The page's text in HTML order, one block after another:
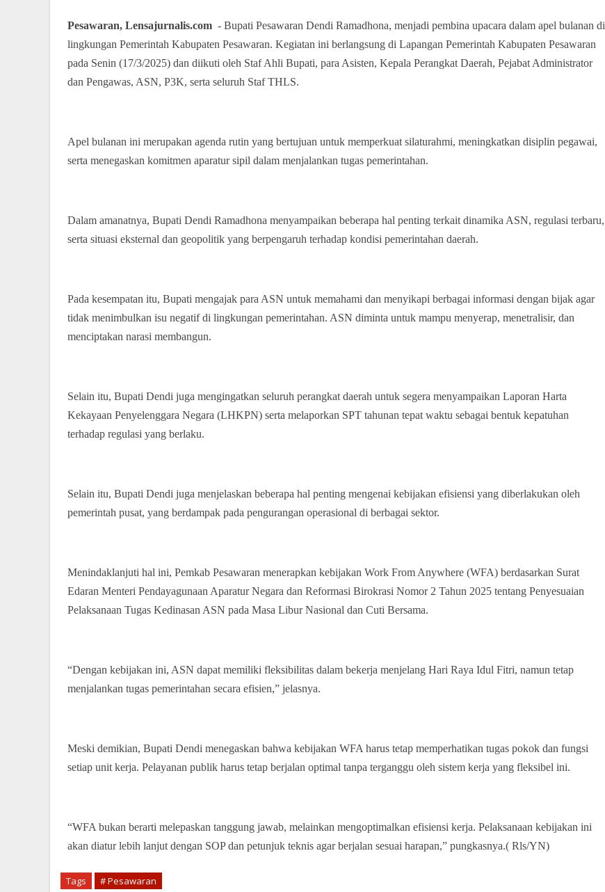
Pesawaran, Lensajurnalis.com - Bupati Pesawaran Dendi Ramadhona, menjadi pembina upacara dalam apel bulanan di
lingkungan Pemerintah Kabupaten Pesawaran. Kegiatan ini berlangsung di Lapangan Pemerintah Kabupaten Pesawaran
pada Senin (17/3/2025) dan diikuti oleh Staf Ahli Bupati, para Asisten, Kepala Perangkat Daerah, Pejabat Administrator
dan Pengawas, ASN, P3K, serta seluruh Staf THLS.
Apel bulanan ini merupakan agenda rutin yang bertujuan untuk memperkuat silaturahmi, meningkatkan disiplin pegawai,
serta menegaskan komitmen aparatur sipil dalam menjalankan tugas pemerintahan.
Dalam amanatnya, Bupati Dendi Ramadhona menyampaikan beberapa hal penting terkait dinamika ASN, regulasi terbaru,
serta situasi eksternal dan geopolitik yang berpengaruh terhadap kondisi pemerintahan daerah.
Pada kesempatan itu, Bupati mengajak para ASN untuk memahami dan menyikapi berbagai informasi dengan bijak agar
tidak menimbulkan isu negatif di lingkungan pemerintahan. ASN diminta untuk mampu menyerap, menetralisir, dan
menciptakan narasi membangun.
Selain itu, Bupati Dendi juga mengingatkan seluruh perangkat daerah untuk segera menyampaikan Laporan Harta
Kekayaan Penyelenggara Negara (LHKPN) serta melaporkan SPT tahunan tepat waktu sebagai bentuk kepatuhan
terhadap regulasi yang berlaku.
Selain itu, Bupati Dendi juga menjelaskan beberapa hal penting mengenai kebijakan efisiensi yang diberlakukan oleh
pemerintah pusat, yang berdampak pada pengurangan operasional di berbagai sektor.
Menindaklanjuti hal ini, Pemkab Pesawaran menerapkan kebijakan Work From Anywhere (WFA) berdasarkan Surat
Edaran Menteri Pendayagunaan Aparatur Negara dan Reformasi Birokrasi Nomor 2 Tahun 2025 tentang Penyesuaian
Pelaksanaan Tugas Kedinasan ASN pada Masa Libur Nasional dan Cuti Bersama.
“Dengan kebijakan ini, ASN dapat memiliki fleksibilitas dalam bekerja menjelang Hari Raya Idul Fitri, namun tetap
menjalankan tugas pemerintahan secara efisien,” jelasnya.
Meski demikian, Bupati Dendi menegaskan bahwa kebijakan WFA harus tetap memperhatikan tugas pokok dan fungsi
setiap unit kerja. Pelayanan publik harus tetap berjalan optimal tanpa terganggu oleh sistem kerja yang fleksibel ini.
“WFA bukan berarti melepaskan tanggung jawab, melainkan mengoptimalkan efisiensi kerja. Pelaksanaan kebijakan ini
akan diatur lebih lanjut dengan SOP dan petunjuk teknis agar berjalan sesuai harapan,” pungkasnya.( Rls/YN)
Tags # Pesawaran